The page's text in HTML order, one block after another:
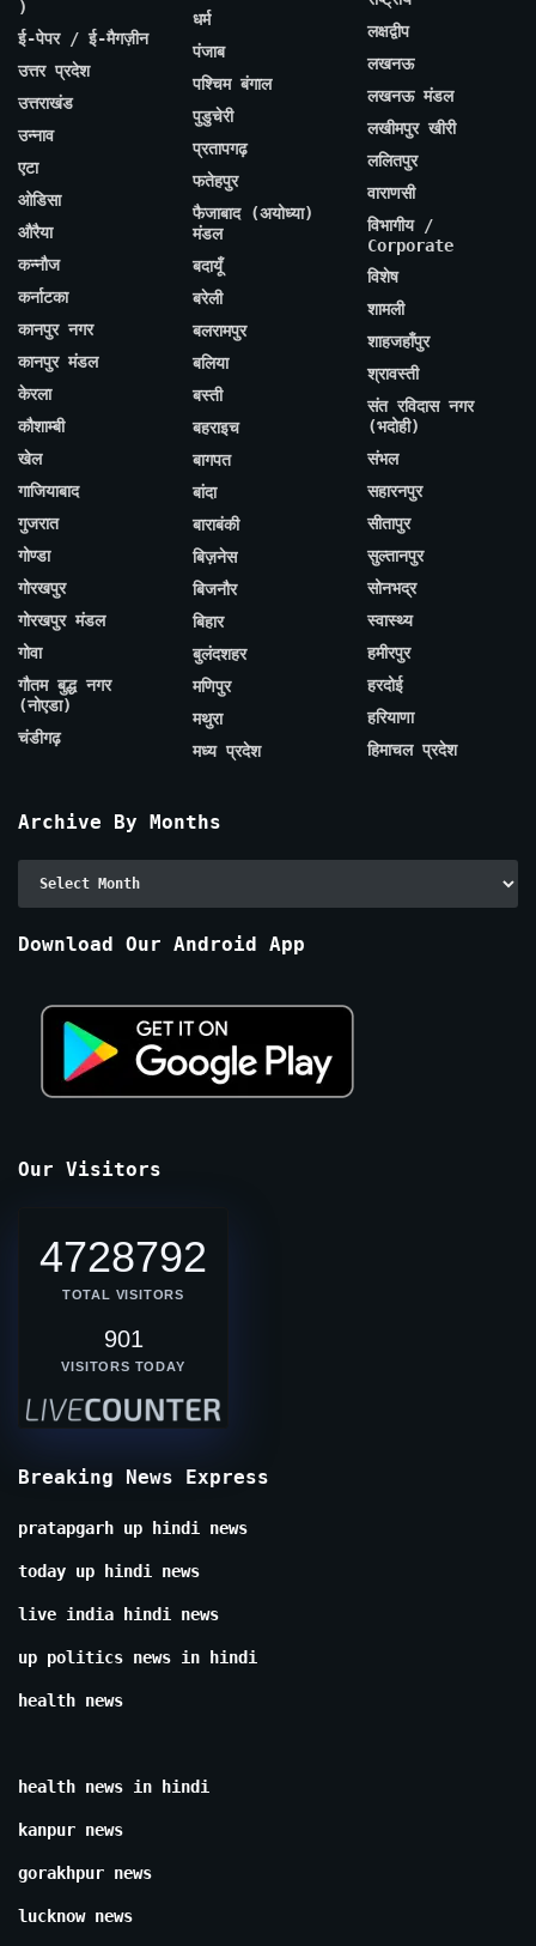
)
ई-पेपर / ई-मैगज़ीन
उत्तर प्रदेश
उत्तराखंड
उन्नाव
एटा
ओडिसा
औरैया
कन्नौज
कर्नाटका
कानपुर नगर
कानपुर मंडल
केरला
कौशाम्बी
खेल
गाजियाबाद
गुजरात
गोण्डा
गोरखपुर
गोरखपुर मंडल
गोवा
गौतम बुद्ध नगर
(नोएडा)
चंडीगढ़
धर्म
पंजाब
पश्चिम बंगाल
पुडुचेरी
प्रतापगढ़
फतेहपुर
फैजाबाद (अयोध्या)
मंडल
बदायूँ
बरेली
बलरामपुर
बलिया
बस्ती
बहराइच
बागपत
बांदा
बाराबंकी
बिज़नेस
बिजनौर
बिहार
बुलंदशहर
मणिपुर
मथुरा
मध्य प्रदेश
लक्षद्वीप
लखनऊ
लखनऊ मंडल
लखीमपुर खीरी
ललितपुर
वाराणसी
विभागीय /
Corporate
विशेष
शामली
शाहजहाँपुर
श्रावस्ती
संत रविदास नगर
(भदोही)
संभल
सहारनपुर
सीतापुर
सुल्तानपुर
सोनभद्र
स्वास्थ्य
हमीरपुर
हरदोई
हरियाणा
हिमाचल प्रदेश
Archive By Months
Download Our Android App
Our Visitors
4728792
TOTAL VISITORS
901
VISITORS TODAY
Breaking News Express
pratapgarh up hindi news
today up hindi news
live india hindi news
up politics news in hindi
health news
health news in hindi
kanpur news
gorakhpur news
lucknow news